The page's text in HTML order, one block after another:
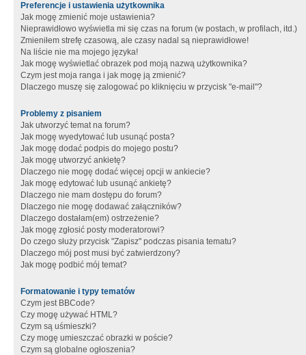
Preferencje i ustawienia użytkownika
Jak mogę zmienić moje ustawienia?
Nieprawidłowo wyświetla mi się czas na forum (w postach, w profilach, itd.)
Zmieniłem strefę czasową, ale czasy nadal są nieprawidłowe!
Na liście nie ma mojego języka!
Jak mogę wyświetlać obrazek pod moją nazwą użytkownika?
Czym jest moja ranga i jak mogę ją zmienić?
Dlaczego muszę się zalogować po kliknięciu w przycisk "e-mail"?
Problemy z pisaniem
Jak utworzyć temat na forum?
Jak mogę wyedytować lub usunąć posta?
Jak mogę dodać podpis do mojego postu?
Jak mogę utworzyć ankietę?
Dlaczego nie mogę dodać więcej opcji w ankiecie?
Jak mogę edytować lub usunąć ankietę?
Dlaczego nie mam dostępu do forum?
Dlaczego nie mogę dodawać załączników?
Dlaczego dostałam(em) ostrzeżenie?
Jak mogę zgłosić posty moderatorowi?
Do czego służy przycisk "Zapisz" podczas pisania tematu?
Dlaczego mój post musi być zatwierdzony?
Jak mogę podbić mój temat?
Formatowanie i typy tematów
Czym jest BBCode?
Czy mogę używać HTML?
Czym są uśmieszki?
Czy mogę umieszczać obrazki w poście?
Czym są globalne ogłoszenia?